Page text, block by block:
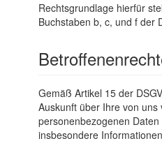
Rechtsgrundlage hierfür
Buchstaben b, c, und f der
Gemäß Artikel 15 der
Auskunft über Ihre von uns
personenbezogenen
insbesondere